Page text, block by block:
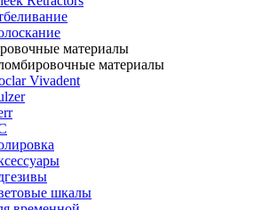
материалы
материалы
Vivadent
шкалы